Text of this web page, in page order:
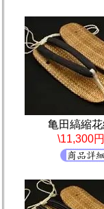
亀田縞縮
\11,300